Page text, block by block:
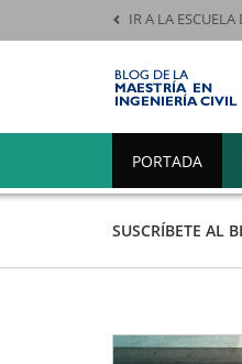
IR A LA
PORTADA
SUSCRÍBETE AL